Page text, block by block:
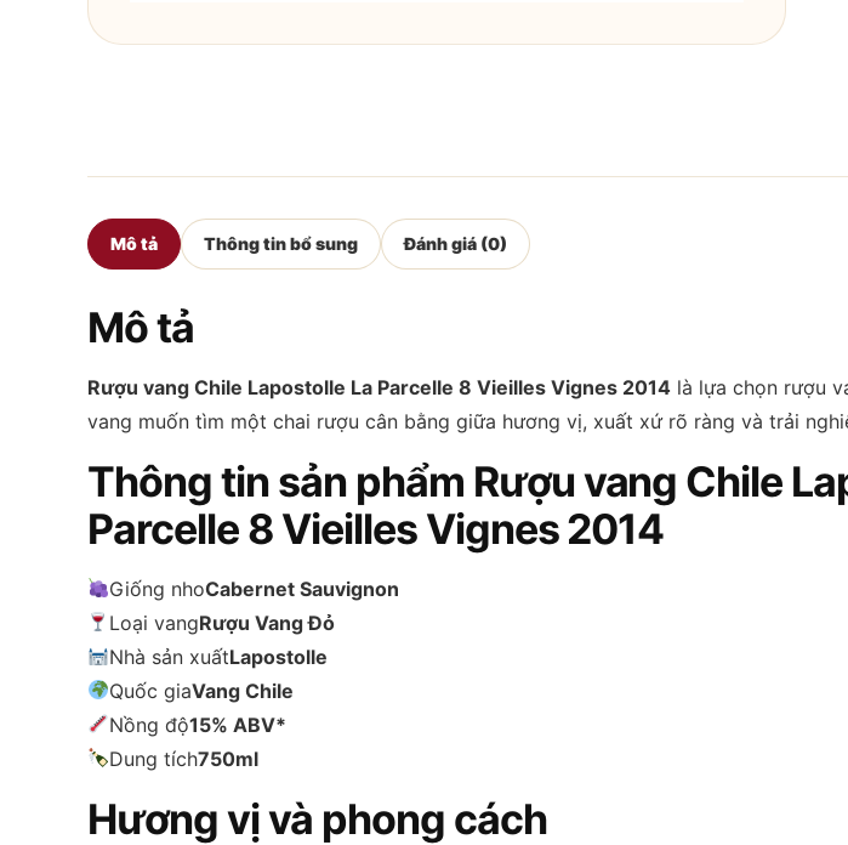
Mô tả Thông tin bổ sung Đánh giá (0)
Mô tả
Rượu vang Chile Lapostolle La Parcelle 8 Vieilles Vignes 2014 là lựa chọn rượu
vang muốn tìm một chai rượu cân bằng giữa hương vị, xuất xứ rõ ràng và trải
Thông tin sản phẩm Rượu vang Chile
Parcelle 8 Vieilles Vignes 2014
Giống nhoCabernet Sauvignon
Loại vangRượu Vang Đỏ
Nhà sản xuấtLapostolle
Quốc giaVang Chile
Nồng độ15% ABV*
Dung tích750ml
Hương vị và phong cách